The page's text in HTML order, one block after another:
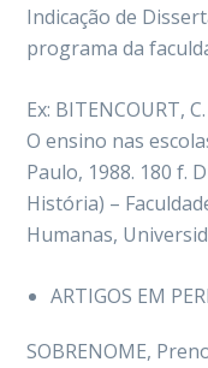
Indicação de
programa da
Ex: BITENCOURT,
O ensino nas
Paulo, 1988. 180 f.
História) –
Humanas,
ARTIGOS EM
SOBRENOME,